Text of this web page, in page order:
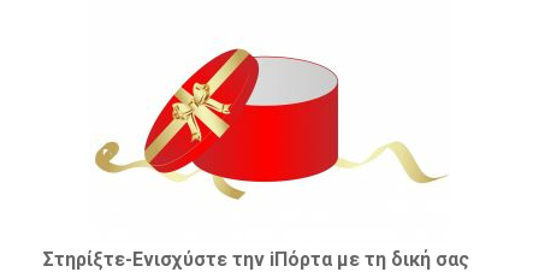
Στηρίξτε-Ενισχύστετην iΠόρτα με τη δική σας